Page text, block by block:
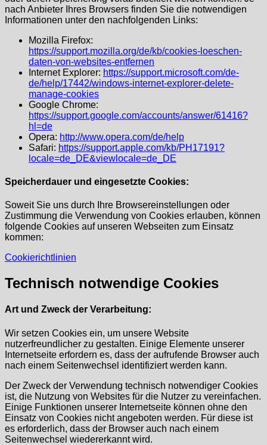
nach Anbieter Ihres Browsers finden Sie die notwendigen
Informationen unter den nachfolgenden Links:
Mozilla Firefox:
https://support.mozilla.org/de/kb/cookies-loeschen-
daten-von-websites-entfernen
Internet Explorer: https://support.microsoft.com/de-
de/help/17442/windows-internet-explorer-delete-
manage-cookies
Google Chrome:
https://support.google.com/accounts/answer/61416?
hl=de
Opera: http://www.opera.com/de/help
Safari: https://support.apple.com/kb/PH17191?
locale=de_DE&viewlocale=de_DE
Speicherdauer und eingesetzte Cookies:
Soweit Sie uns durch Ihre Browsereinstellungen oder
Zustimmung die Verwendung von Cookies erlauben, können
folgende Cookies auf unseren Webseiten zum Einsatz
kommen:
Cookierichtlinien
Technisch notwendige Cookies
Art und Zweck der Verarbeitung:
Wir setzen Cookies ein, um unsere Website
nutzerfreundlicher zu gestalten. Einige Elemente unserer
Internetseite erfordern es, dass der aufrufende Browser auch
nach einem Seitenwechsel identifiziert werden kann.
Der Zweck der Verwendung technisch notwendiger Cookies
ist, die Nutzung von Websites für die Nutzer zu vereinfachen.
Einige Funktionen unserer Internetseite können ohne den
Einsatz von Cookies nicht angeboten werden. Für diese ist
es erforderlich, dass der Browser auch nach einem
Seitenwechsel wiedererkannt wird.